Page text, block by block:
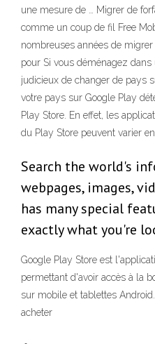
une mesure de … Migrer de
comme un coup de fil Free
nombreuses années de
pour Si vous déménagez
judicieux de changer de pays
votre pays sur Google Play
Play Store. En effet, les
du Play Store peuvent varier
Search the world's
webpages, images,
has many special
exactly what you're
Google Play Store est
permettant d'avoir accès à la
sur mobile et tablettes
acheter